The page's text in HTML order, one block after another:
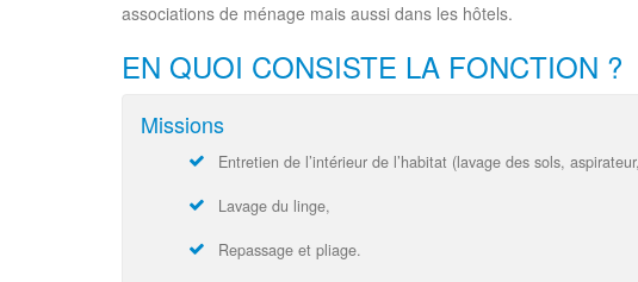
associations de ménage mais aussi dans les hôtels.
EN QUOI CONSISTE LA FONCTION ?
Missions
Entretien de l’intérieur de l’habitat (lavage des sols,
Lavage du linge,
Repassage et pliage.